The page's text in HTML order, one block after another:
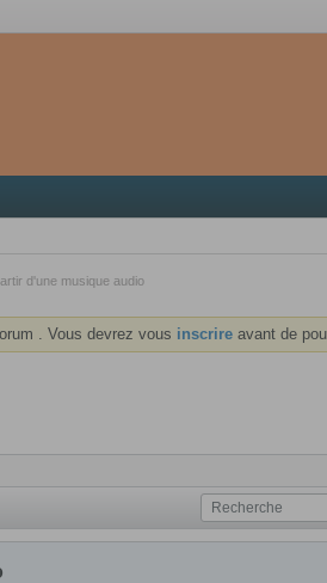
d'une musique audio
. Vous devrez vous inscrire avant de